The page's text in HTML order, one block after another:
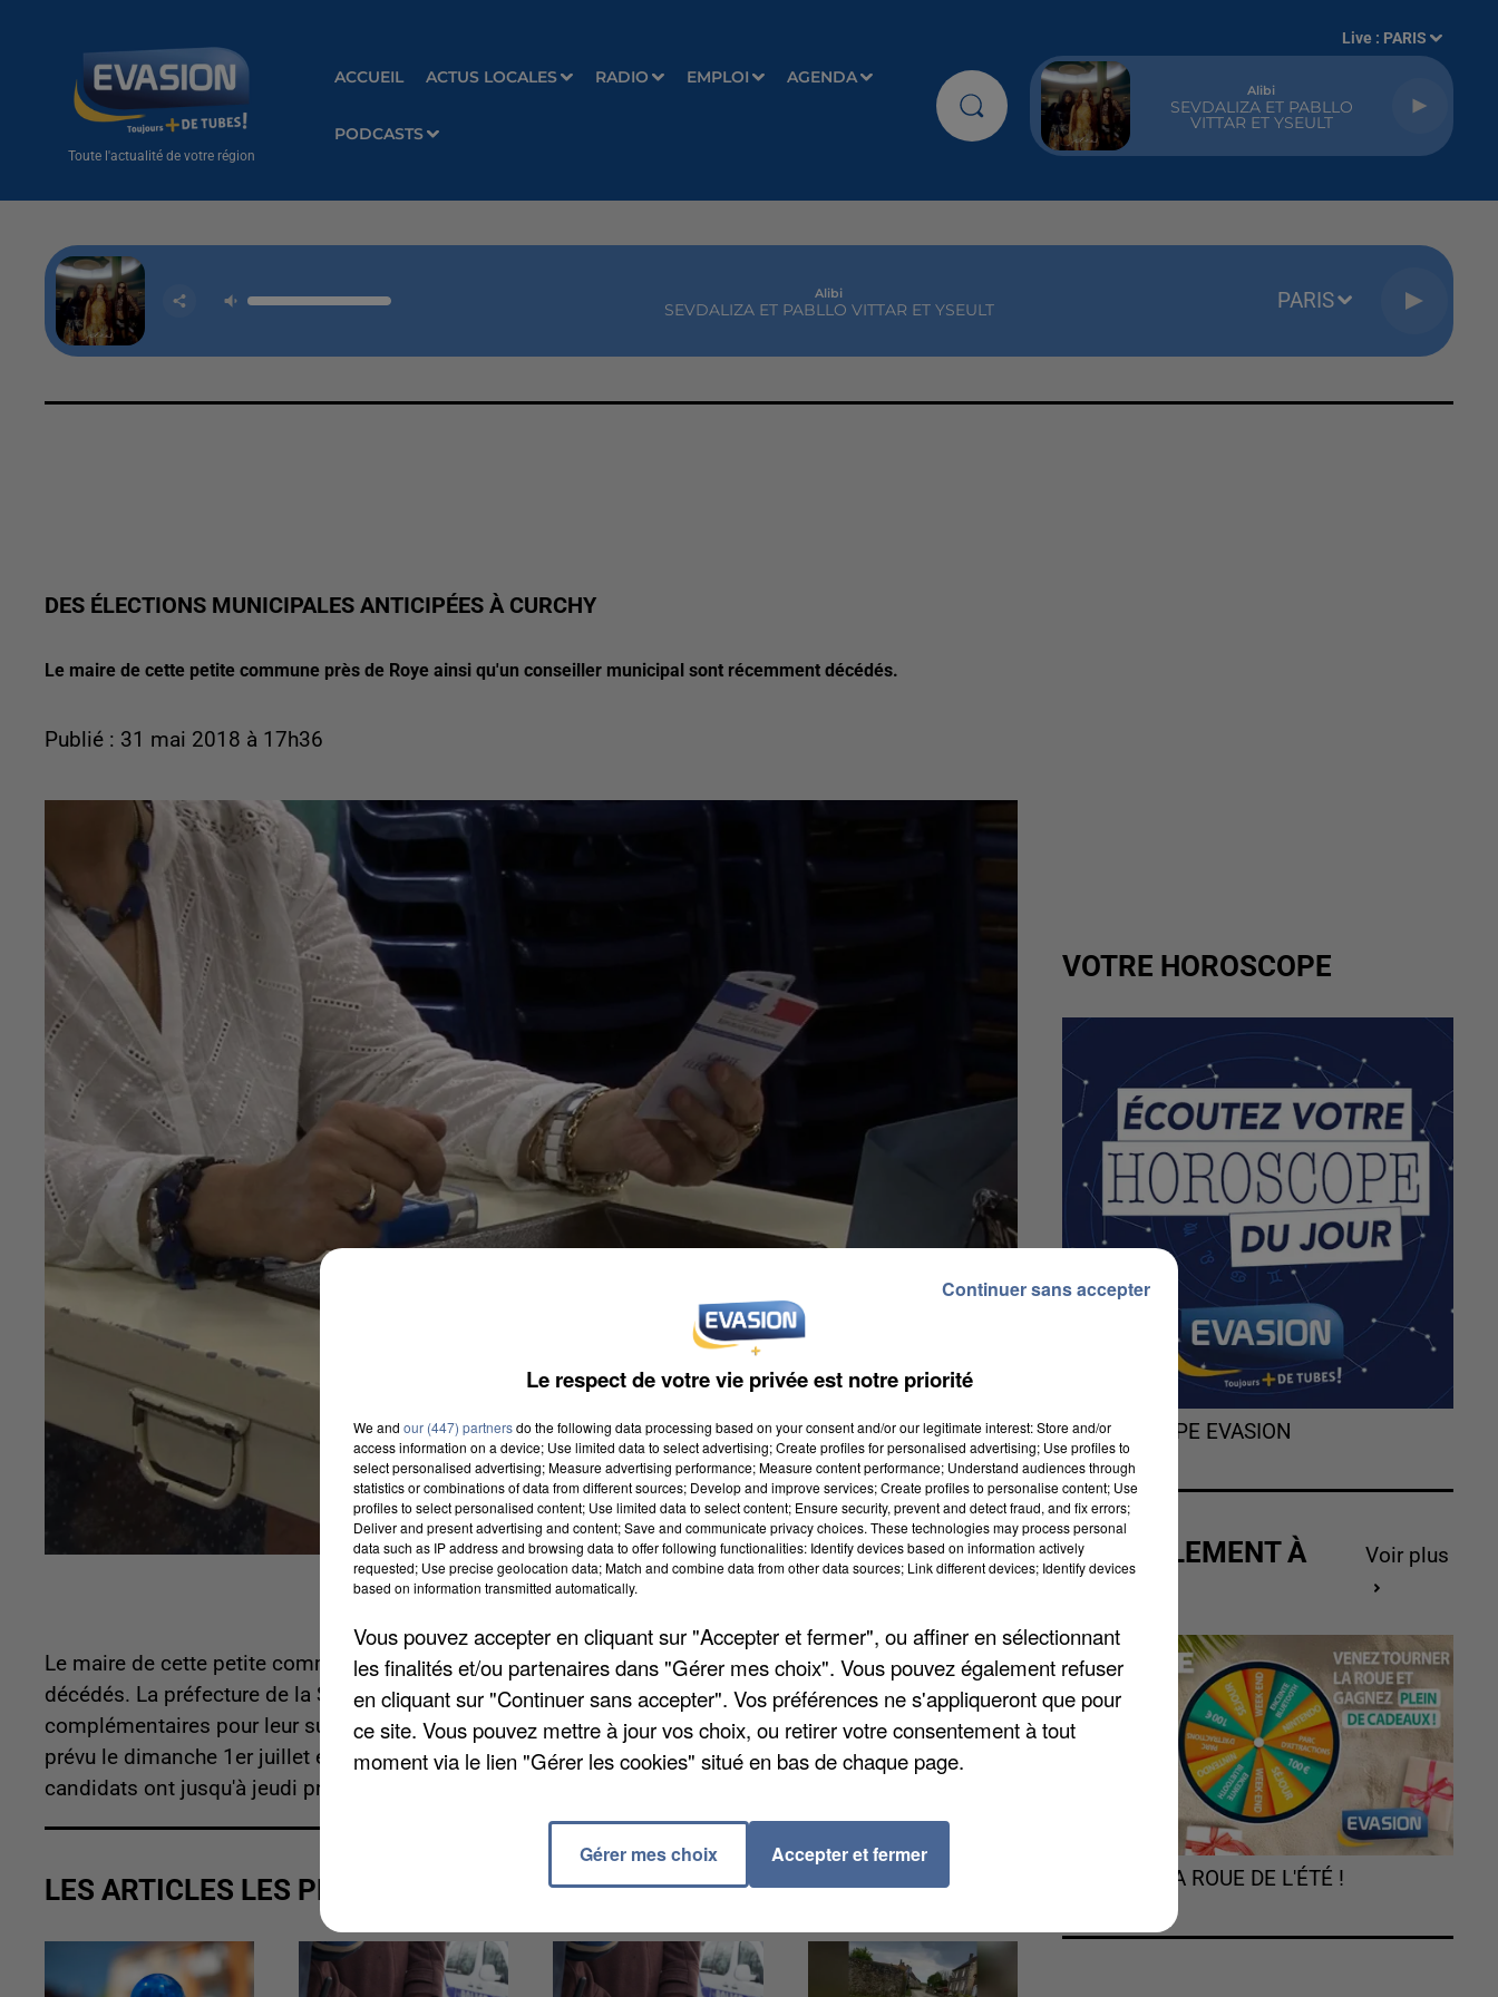
Toute l'actualité de votre région
ACCUEIL ACTUS LOCALES RADIO EMPLOI AGENDA
PODCASTS
Live : PARIS
Alibi
SEVDALIZA ET PABLLO
VITTAR ET YSEULT
Alibi
SEVDALIZA ET PABLLO VITTAR ET YSEULT PARIS
DES ÉLECTIONS MUNICIPALES ANTICIPÉES À CURCHY
Le maire de cette petite commune près de Roye ainsi qu'un conseiller municipal sont récemment décédés.
Publié : 31 mai 2018 à 17h36
Le maire de cette petite commune près de Roye ainsi qu'un conseiller municipal sont récemment
décédés. La préfecture de la Somme vient donc d'ordonner de nouvelles élections municipales
complémentaires pour leur succéder. Le scrutin se déroulera le dimanche 24 juin. Un second tour est
prévu le dimanche 1er juillet en cas de besoin. Les bureaux de vote seront ouverts de 8h à 18h et les
candidats ont jusqu'à jeudi prochain, le 7 juin, pour se déclarer.
LES ARTICLES LES PLUS VUS
VOTRE HOROSCOPE
L'HOROSCOPE EVASION
ACTUELLEMENT À
GAGNER
Voir plus
TOURNEZ LA ROUE DE L'ÉTÉ !
Le respect de votre vie privée est notre priorité
We and our (447) partnersdo the following data processing based on your consent and/or our legitimate interest: Store and/or
access information on a device; Use limited data to select advertising; Create profiles for personalised advertising; Use profiles to
select personalised advertising; Measure advertising performance; Measure content performance; Understand audiences through
statistics or combinations of data from different sources; Develop and improve services; Create profiles to personalise content; Use
profiles to select personalised content; Use limited data to select content; Ensure security, prevent and detect fraud, and fix errors;
Deliver and present advertising and content; Save and communicate privacy choices. These technologies may process personal
data such as IP address and browsing data to offer following functionalities: Identify devices based on information actively
requested; Use precise geolocation data; Match and combine data from other data sources; Link different devices; Identify devices
based on information transmitted automatically.
Vous pouvez accepter en cliquant sur "Accepter et fermer", ou affiner en sélectionnant
les finalités et/ou partenaires dans "Gérer mes choix". Vous pouvez également refuser
en cliquant sur "Continuer sans accepter". Vos préférences ne s'appliqueront que pour
ce site. Vous pouvez mettre à jour vos choix, ou retirer votre consentement à tout
moment via le lien "Gérer les cookies" situé en bas de chaque page.
Gérer mes choix Accepter et fermer
Continuer sans accepter